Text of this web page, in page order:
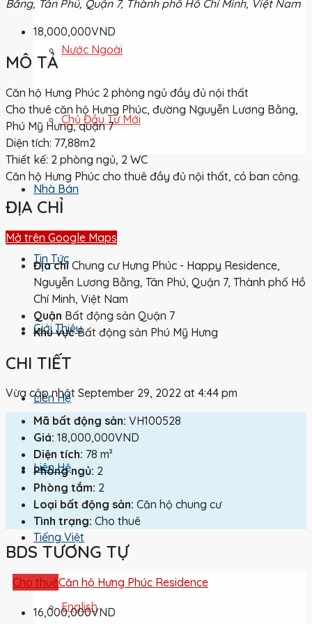
Nước Ngoài
Chủ Đầu Tư Mới
Nhà Bán
Tin Tức
Giới Thiệu
Liên Hệ
Liên Hệ
Tiếng Việt
English
Bằng, Tân Phú, Quận 7, Thành phố Hồ Chí Minh, Việt Nam
18,000,000VND
MÔ TẢ
Căn hộ Hưng Phúc 2 phòng ngủ đầy đủ nội thất
Cho thuê căn hộ Hưng Phúc, đường Nguyễn Lương Bằng,
Phú Mỹ Hưng, quận 7
Diện tích: 77,88m2
Thiết kế: 2 phòng ngủ, 2 WC
Căn hộ Hưng Phúc cho thuê đầy đủ nội thất, có ban công.
ĐỊA CHỈ
Mở trên Google Maps
Địa chỉ Chung cư Hưng Phúc - Happy Residence,
Nguyễn Lương Bằng, Tân Phú, Quận 7, Thành phố Hồ
Chí Minh, Việt Nam
Quận Bất động sản Quận 7
Khu vực Bất động sản Phú Mỹ Hưng
CHI TIẾT
Vừa cập nhật September 29, 2022 at 4:44 pm
Mã bất động sản: VH100528
Giá: 18,000,000VND
Diện tích: 78 m²
Phòng ngủ: 2
Phòng tắm: 2
Loại bất động sản: Căn hộ chung cư
Tình trạng: Cho thuê
BDS TƯƠNG TỰ
Cho thuêCăn hộ Hưng Phúc Residence
16,000,000VND